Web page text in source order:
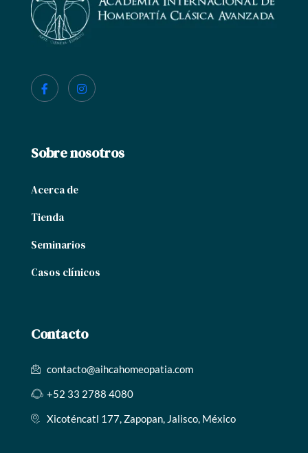
Sobre nosotros
Acerca de
Tienda
Seminarios
Casos clínicos
Contacto
contacto@aihcahomeopatia.com
+52 33 2788 4080
Xicoténcatl 177, Zapopan, Jalisco, México